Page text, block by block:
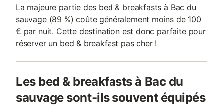
La majeure partie des bed & breakfasts à Bac du
sauvage (89 %) coûte généralement moins de 100
€ par nuit. Cette destination est donc parfaite pour
réserver un bed & breakfast pas cher !
Les bed & breakfasts à Bac du
sauvage sont-ils souvent équipés